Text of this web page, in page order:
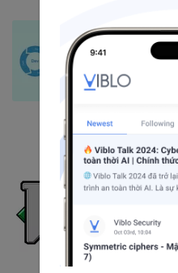
DevOps
18câu hỏi
Theo dõi
Vim
48bài viết
câu hỏi